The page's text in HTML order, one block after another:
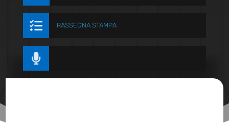
 RASSEGNA STAMPA
